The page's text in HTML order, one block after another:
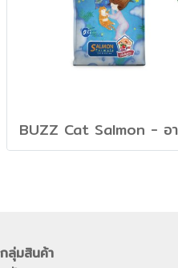
กลุ่มสินค้า